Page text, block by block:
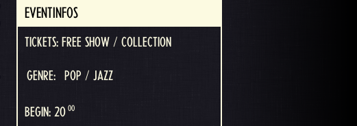
EVENTINFOS
TICKETS: FREE SHOW / COLLECTION
GENRE: POP / JAZZ
BEGIN: 20 00